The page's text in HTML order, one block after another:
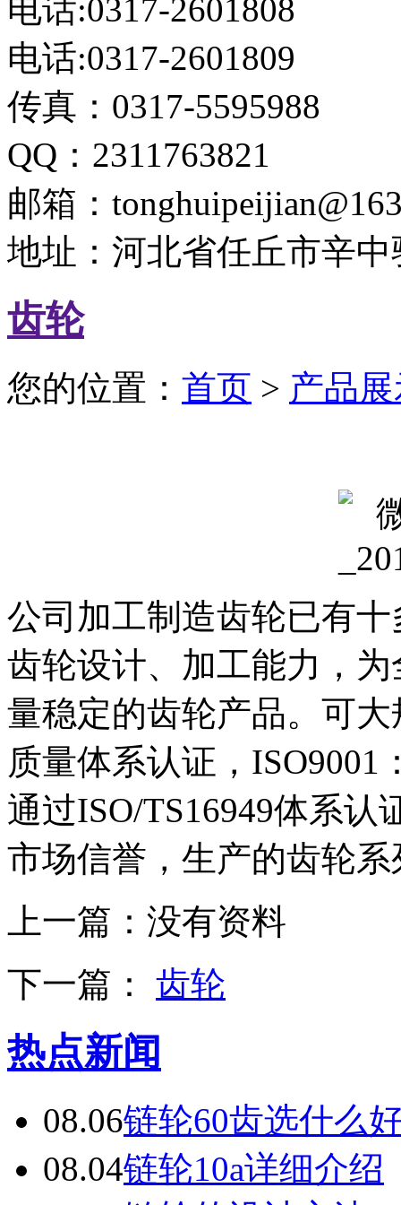
电话:0317-2601808
电话:0317-2601809
传真：0317-5595988
QQ：2311763821
邮箱：
地址：河北省任丘市辛
齿轮
您的位置： 首页 > 产品
公司加工制造齿轮已有
齿轮设计、加工能力，
量稳定的齿轮产品。可
质量体系认证，
通过ISO/TS16949体系
市场信誉，生产的齿轮
上一篇： 没有资料
下一篇： 齿轮
热点新闻
08.06链轮60齿选什么
08.04链轮10a详细介绍